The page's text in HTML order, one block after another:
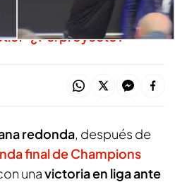
ridiculizan la
"¿Y el proyecto?"
redonda, después de
final de Champions
unavictoria en liga ante